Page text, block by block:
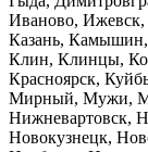
Иваново,
Казань, Камышин,
Клин, Клинцы,
Красноярск,
Мирный, Мужи,
Нижневартовск,
Новокузнецк,